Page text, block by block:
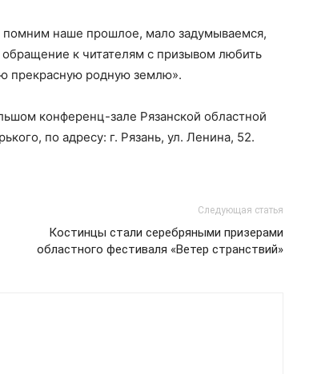
наше прошлое, мало задумываемся,
к читателям с призывом любить
прекрасную родную землю».
конференц-зале Рязанской областной
по адресу: г. Рязань, ул. Ленина, 52.
Следующая статья
Костинцы стали серебряными призерами
областного фестиваля «Ветер странствий»